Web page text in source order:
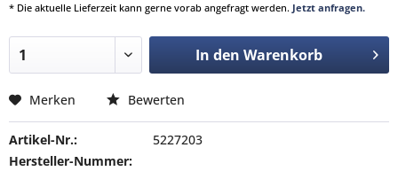
* Die aktuelle Lieferzeit kann gerne vorab angefragt werden. Jetzt anfragen.
In den Warenkorb
Merken Bewerten
Artikel-Nr.:
5227203
Hersteller-Nummer: